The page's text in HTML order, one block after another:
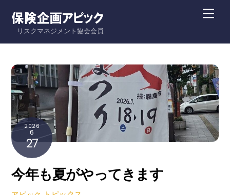
contentリスクマネジメント協会会員
2026
6
27
今年も夏がやってきます